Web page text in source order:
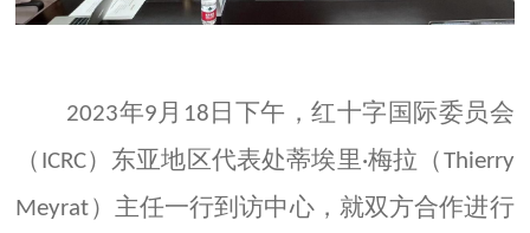
2023年9月 18 日下午，红十字国际委员会
（ ICRC） 东亚地区代表处蒂埃里·梅拉 （Thierry
Meyrat） 主任一行到访中心，就双方合作进行